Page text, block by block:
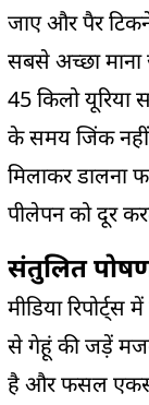
जाए और पैर
सबसे अच्छा
45 किलो यूरिया
के समय जिंक नहीं
मिलाकर डालना
पीलेपन को दूर
संतुलित
मीडिया रिपोर्ट्स
से गेहूं की जड़ें
है और फसल